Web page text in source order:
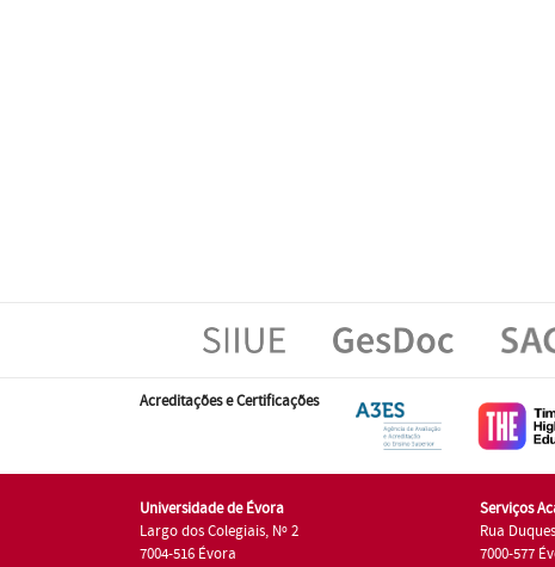
Acreditações e Certificações
Universidade de Évora
Largo dos Colegiais, Nº 2
7004-516 Évora
Serviços
Rua
7000-577